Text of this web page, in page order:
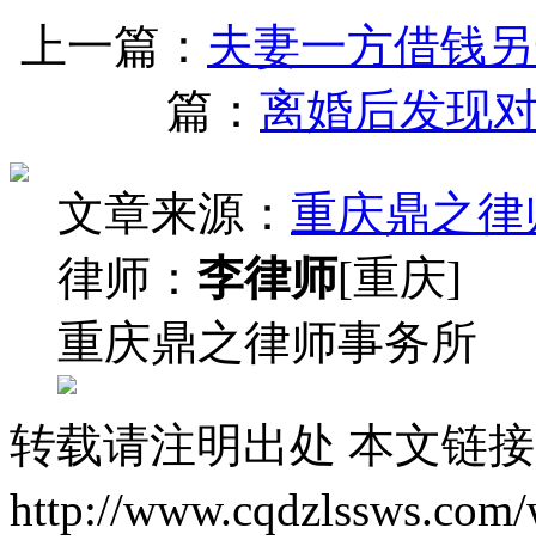
上一篇： 夫妻一方借钱
篇： 离婚后发现
文章来源： 重庆鼎之
律师： 李律师[重庆]
重庆鼎之律师事务所
转载请注明出处 本文链
http://